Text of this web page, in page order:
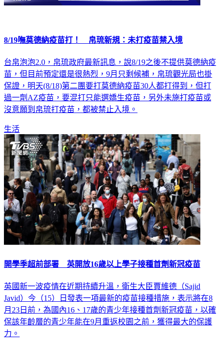
8/19嘸莫德納疫苗打！ 帛琉新規：未打疫苗禁入境
台帛泡泡2.0，帛琉政府最新訊息，說8/19之後不提供莫德納疫
苗，但目前預定還是很熱烈，9月只剩候補，帛琉觀光局也掛
保證，明天(8/18)第二團要打莫德納疫苗30人都打得到，但打
過一劑AZ疫苗，要混打只能選嬌生疫苗，另外未施打疫苗或
沒意願到帛琉打疫苗，都被禁止入境。
生活
開學季超前部署 英開放16歲以上學子接種首劑新冠疫苗
英國新一波疫情在近期持續升溫，衛生大臣賈維德（Sajid
Javid）今（15）日發表一項最新的疫苗接種措施，表示將在8
月23日前，為國內16、17歲的青少年接種首劑新冠疫苗，以確
保該年齡層的青少年能在9月重返校園之前，獲得最大的保護
力。